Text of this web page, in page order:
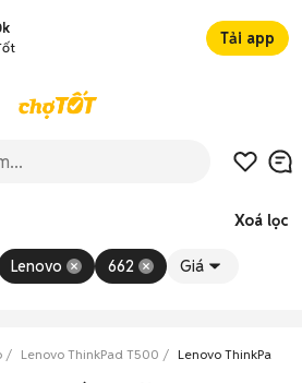
Tải app
Xoá lọc
Lenovo 662 Giá
Lenovo ThinkPad T500 Lenovo ThinkPad